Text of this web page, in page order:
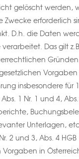
gelöscht werden,
Zwecke erforderlich
D.h. die Daten
Das gilt
Gründen
Vorgaben
insbesondere für
1 Nr. 1 und 4,
Unterlagen,
2 und 3, Abs. 4 HGB
in